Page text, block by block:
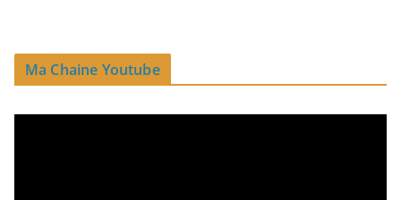
Ma Chaine Youtube